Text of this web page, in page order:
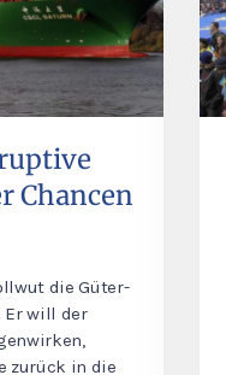
Chancen
die Güter-
Er will der
zurück in die